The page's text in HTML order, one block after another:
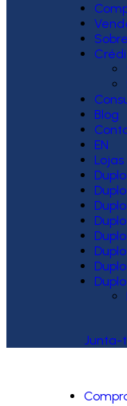
Blog
EN
Lojas
Junta-